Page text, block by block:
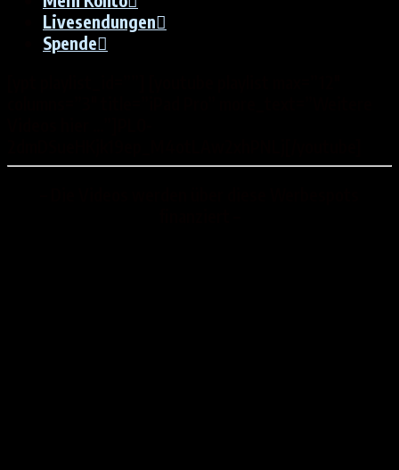
Livesendungen
Spende